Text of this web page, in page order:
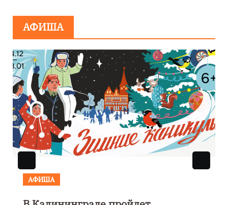
АФИША
АФИША